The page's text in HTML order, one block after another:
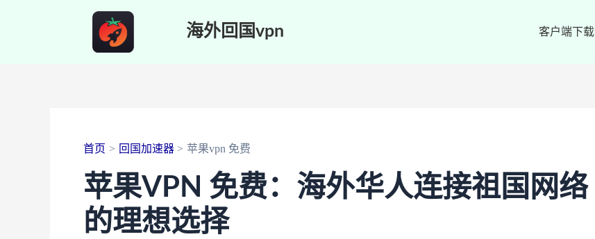
海外回国vpn 客户端下载
首页 回国加速器 苹果vpn 免费
苹果VPN 免费：海外华人连接祖国网络
的理想选择